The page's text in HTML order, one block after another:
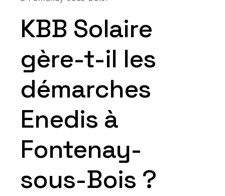
KBB Solaire
gère-t-il les
démarches
Enedis à
Fontenay-
sous-Bois ?